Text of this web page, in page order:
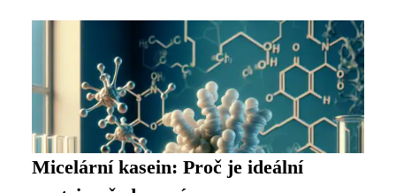
Micelární kasein: Proč je ideální